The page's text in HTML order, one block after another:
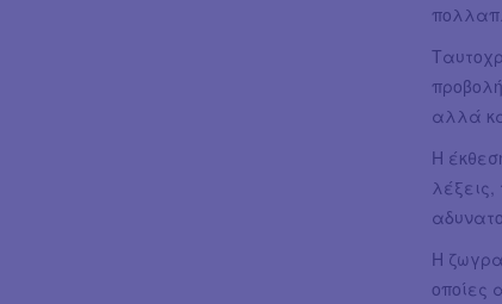
αλλά
Η
Η
οποίες